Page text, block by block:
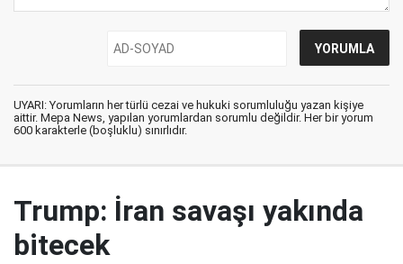
UYARI: Yorumların her türlü cezai ve hukuki sorumluluğu yazan kişiye
aittir. Mepa News, yapılan yorumlardan sorumlu değildir. Her bir yorum
600 karakterle (boşluklu) sınırlıdır.
Trump: İran savaşı yakında
bitecek